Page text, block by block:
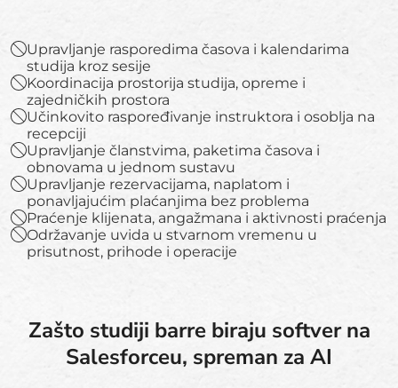
Upravljanje rasporedima časova i kalendarima
studija kroz sesije
Koordinacija prostorija studija, opreme i
zajedničkih prostora
Učinkovito raspoređivanje instruktora i osoblja na
recepciji
Upravljanje članstvima, paketima časova i
obnovama u jednom sustavu
Upravljanje rezervacijama, naplatom i
ponavljajućim plaćanjima bez problema
Praćenje klijenata, angažmana i aktivnosti praćenja
Održavanje uvida u stvarnom vremenu u
prisutnost, prihode i operacije
Zašto studiji barre biraju softver na
Salesforceu, spreman za AI